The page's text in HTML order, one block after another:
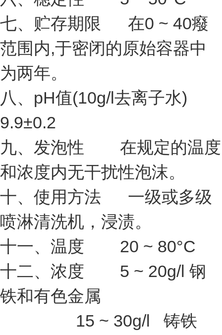
七、贮存期限 在0 ~ 40癈
范围内,于密闭的原始容器中
为两年。
八、pH值(10g/l去离子水)
9.9±0.2
九、发泡性 在规定的温度
和浓度内无干扰性泡沫。
十、使用方法 一级或多级
喷淋清洗机，浸渍。
十一、温度 20 ~ 80°C
十二、浓度 5 ~ 20g/l 钢
铁和有色金属
15 ~ 30g/l 铸铁